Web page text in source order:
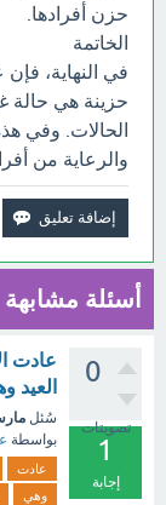
حزن أفرادها.
الخاتمة
في النهاية،
حزينة هي حالة
الحالات. وفي
والرعاية من
أسئلة مشابهة
0
تصويتات
1
إجابة
عادت
سُئل
بواسطة
عادت
وهي